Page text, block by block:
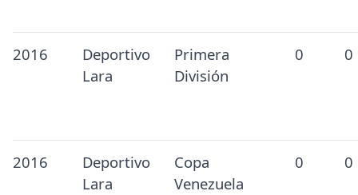
2016
Deportivo
Lara
Primera
División
0 0
2016
Deportivo
Lara
Copa
Venezuela
0 0